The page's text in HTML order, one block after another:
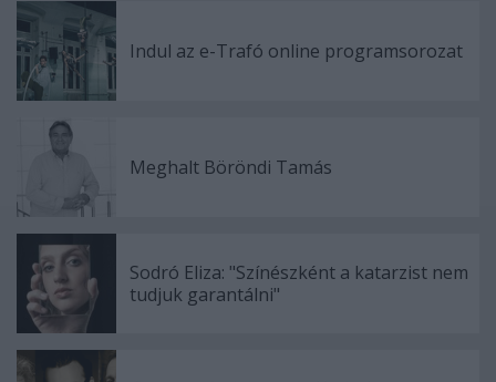
Indul az e-Trafó online programsorozat
Meghalt Böröndi Tamás
Sodró Eliza: "Színészként a katarzist nem
tudjuk garantálni"